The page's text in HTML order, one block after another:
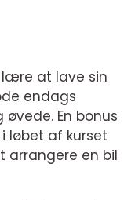
at lave sin
endags
En bonus
løbet af kurset
arrangere en bil